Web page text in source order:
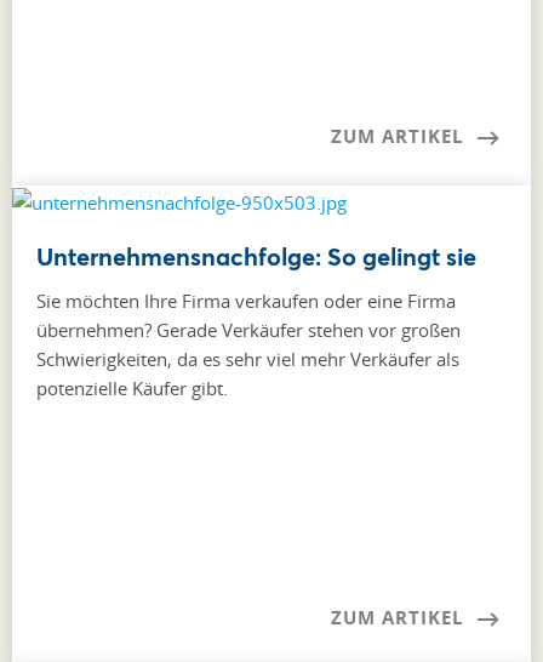
ZUM ARTIKEL
Unternehmensnachfolge: So gelingt sie
Sie möchten Ihre Firma verkaufen oder eine Firma
übernehmen? Gerade Verkäufer stehen vor großen
Schwierigkeiten, da es sehr viel mehr Verkäufer als
potenzielle Käufer gibt.
ZUM ARTIKEL